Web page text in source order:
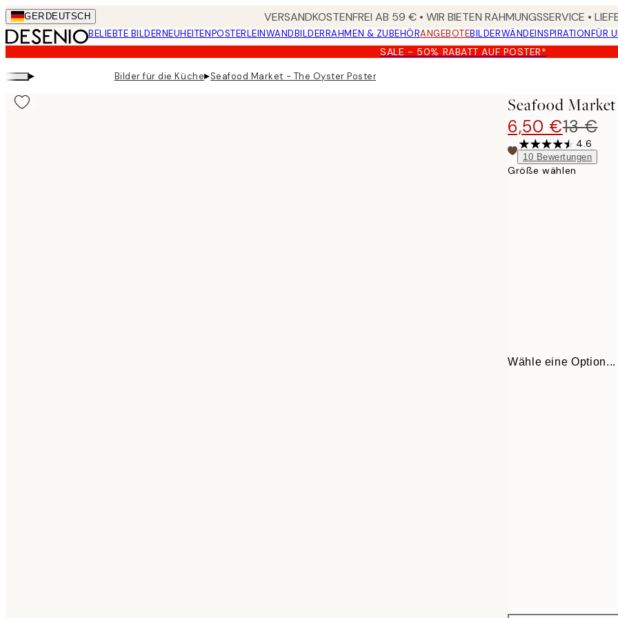
Skip
to
main
content.
GER DEUTSCH VERSANDKOSTENFREI AB 59 € • WIR BIETEN RAHMUNGSSERVICE •
BELIEBTE BILDERNEUHEITENPOSTERLEINWANDBILDERRAHMEN & ZUBEHÖRANGEBOTEBILDERWÄNDEINSPIRATIONFÜR
SALE - 50% RABATT AUF POSTER*
▸ Bilder für die Küche▸Seafood Market - The Oyster Poster
Seafood
6,50 €13 €
4.6
10 Bewertungen
Größe wählen
Wähle eine Option...